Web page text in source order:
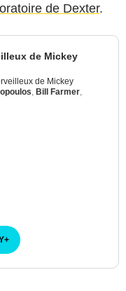
de Dexter.
de Mickey
de Mickey
Bill Farmer
+